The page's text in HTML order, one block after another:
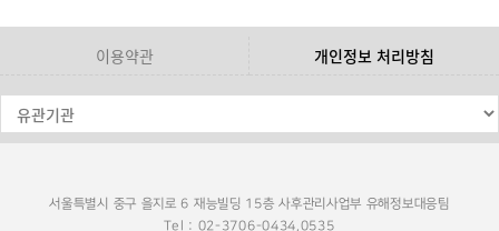
이용약관 개인정보 처리방침
서울특별시 중구 을지로 6 재능빌딩 15층 사후관리사업부 유해정보대응팀
Tel : 02-3706-0434,0535